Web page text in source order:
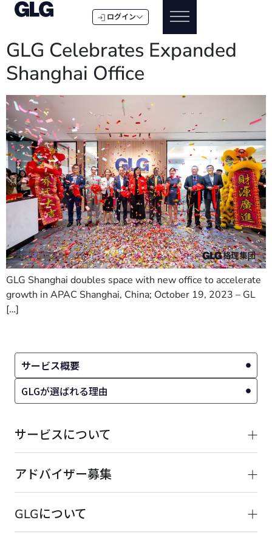
ログイン
GLG Celebrates Expanded
Shanghai Office
GLG Shanghai doubles space with new office to accelerate
growth in APAC Shanghai, China; October 19, 2023 – GL
[…]
サービス概要
GLGが選ばれる理由
サービスについて
アドバイザー募集
GLGについて